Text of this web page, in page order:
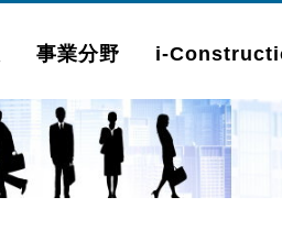
事業分野 i-